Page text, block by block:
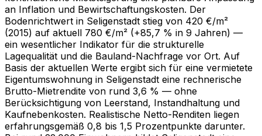
an Inflation und Bewirtschaftungskosten. Der
Bodenrichtwert in Seligenstadt stieg von 420 €/m²
(2015) auf aktuell 780 €/m² (+85,7 % in 9 Jahren) —
ein wesentlicher Indikator für die strukturelle
Lagequalität und die Bauland-Nachfrage vor Ort. Auf
Basis der aktuellen Werte ergibt sich für eine vermietete
Eigentumswohnung in Seligenstadt eine rechnerische
Brutto-Mietrendite von rund 3,6 % — ohne
Berücksichtigung von Leerstand, Instandhaltung und
Kaufnebenkosten. Realistische Netto-Renditen liegen
erfahrungsgemäß 0,8 bis 1,5 Prozentpunkte darunter.